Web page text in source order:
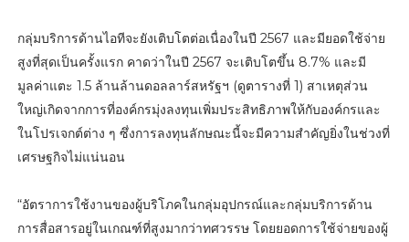
กลุ่มบริการด้านไอทีจะยังเติบโตต่อเนื่องในปี 2567 และมียอดใช้จ่าย
สูงที่สุดเป็นครั้งแรก คาดว่าในปี 2567 จะเติบโตขึ้น 8.7% และมี
มูลค่าแตะ 1.5 ล้านล้านดอลลาร์สหรัฐฯ (ดูตารางที่ 1) สาเหตุส่วน
ใหญ่เกิดจากการที่องค์กรมุ่งลงทุนเพิ่มประสิทธิภาพให้กับองค์กรและ
ในโปรเจกต์ต่าง ๆ ซึ่งการลงทุนลักษณะนี้จะมีความสำคัญยิ่งในช่วงที่
เศรษฐกิจไม่แน่นอน
“อัตราการใช้งานของผู้บริโภคในกลุ่มอุปกรณ์และกลุ่มบริการด้าน
การสื่อสารอยู่ในเกณฑ์ที่สูงมากว่าทศวรรษ โดยยอดการใช้จ่ายของผู้